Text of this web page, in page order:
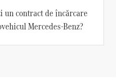
un contract de încărcare
Mercedes-Benz?